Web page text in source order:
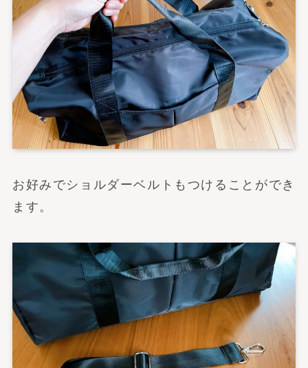
お好みでショルダーベルトもつけることができ
ます。